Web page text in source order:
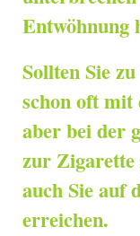
Entwöhnung
Sollten Sie
schon oft mit
aber bei der
zur Zigarette
auch Sie auf
erreichen.